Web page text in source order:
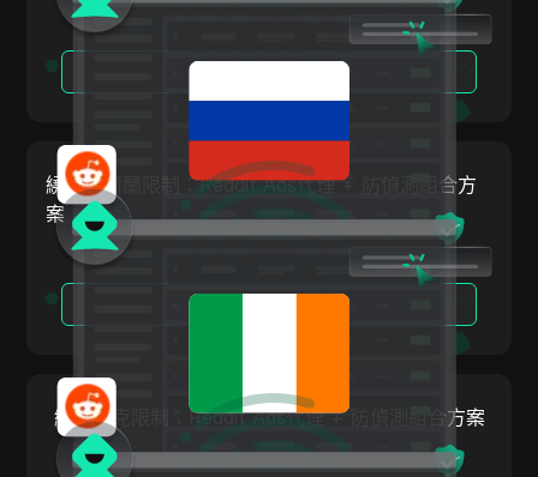
HBO Max
Kakaotalk
Lazada
Line
Media.net
Medium
拉托維亞
列支敦斯登
立陶宛
盧森堡
馬爾他
墨西哥
挪威
羅馬尼亞
俄羅斯聯邦
繞過愛爾蘭限制：Reddit Ads代理 + 防偵測組合方
案
繞過捷克限制：Reddit Ads代理 + 防偵測組合方案